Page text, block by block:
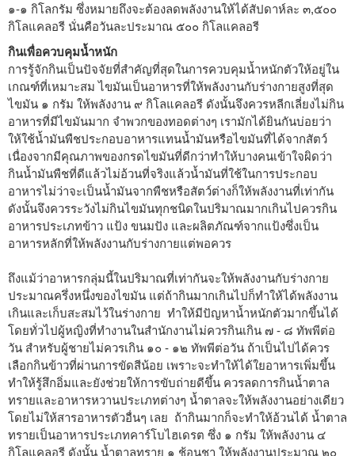
๑-๑ กิโลกรัม ซึ่งหมายถึงจะต้องลดพลังงานให้ได้สัปดาห์ละ ๓,๕๐๐
กิโลแคลอรี นั่นคือวันละประมาณ ๕๐๐ กิโลแคลอรี
กินเพื่อควบคุมน้ำหนัก
การรู้จักกินเป็นปัจจัยที่สำคัญที่สุดในการควบคุมน้ำหนักตัวให้อยู่ใน
เกณฑ์ที่เหมาะสม ไขมันเป็นอาหารที่ให้พลังงานกับร่างกายสูงที่สุด
ไขมัน ๑ กรัม ให้พลังงาน ๙ กิโลแคลอรี ดังนั้นจึงควรหลีกเลี่ยงไม่กิน
อาหารที่มีไขมันมาก จำพวกของทอดต่างๆ เรามักได้ยินกันบ่อยว่า
ให้ใช้น้ำมันพืชประกอบอาหารแทนน้ำมันหรือไขมันที่ได้จากสัตว์
เนื่องจากมีคุณภาพของกรดไขมันที่ดีกว่าทำให้บางคนเข้าใจผิดว่า
กินน้ำมันพืชที่ดีแล้วไม่อ้วนที่จริงแล้วน้ำมันที่ใช้ในการประกอบ
อาหารไม่ว่าจะเป็นน้ำมันจากพืชหรือสัตว์ต่างก็ให้พลังงานที่เท่ากัน
ดังนั้นจึงควรระวังไม่กินไขมันทุกชนิดในปริมาณมากเกินไปควรกิน
อาหารประเภทข้าว แป้ง ขนมปัง และผลิตภัณฑ์จากแป้งซึ่งเป็น
อาหารหลักที่ให้พลังงานกับร่างกายแต่พอควร
ถึงแม้ว่าอาหารกลุ่มนี้ในปริมาณที่เท่ากันจะให้พลังงานกับร่างกาย
ประมาณครึ่งหนึ่งของไขมัน แต่ถ้ากินมากเกินไปก็ทำให้ได้พลังงาน
เกินและเก็บสะสมไว้ในร่างกาย ทำให้มีปัญหาน้ำหนักตัวมากขึ้นได้
โดยทั่วไปผู้หญิงที่ทำงานในสำนักงานไม่ควรกินเกิน ๗ - ๘ ทัพพีต่อ
วัน สำหรับผู้ชายไม่ควรเกิน ๑๐ - ๑๒ ทัพพีต่อวัน ถ้าเป็นไปได้ควร
เลือกกินข้าวที่ผ่านการขัดสีน้อย เพราะจะทำให้ได้ใยอาหารเพิ่มขึ้น
ทำให้รู้สึกอิ่มและยังช่วยให้การขับถ่ายดีขึ้น ควรลดการกินน้ำตาล
ทรายและอาหารหวานประเภทต่างๆ น้ำตาลจะให้พลังงานอย่างเดียว
โดยไม่ให้สารอาหารตัวอื่นๆ เลย ถ้ากินมากก็จะทำให้อ้วนได้ น้ำตาล
ทรายเป็นอาหารประเภทคาร์โบไฮเดรต ซึ่ง ๑ กรัม ให้พลังงาน ๔
กิโลแคลอรี ดังนั้น น้ำตาลทราย ๑ ช้อนชา ให้พลังงานประมาณ ๒๐